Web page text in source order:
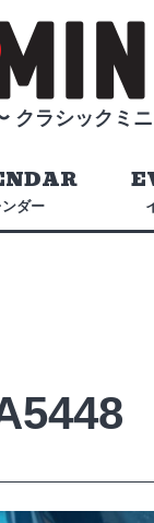
クラシックミ
ダー